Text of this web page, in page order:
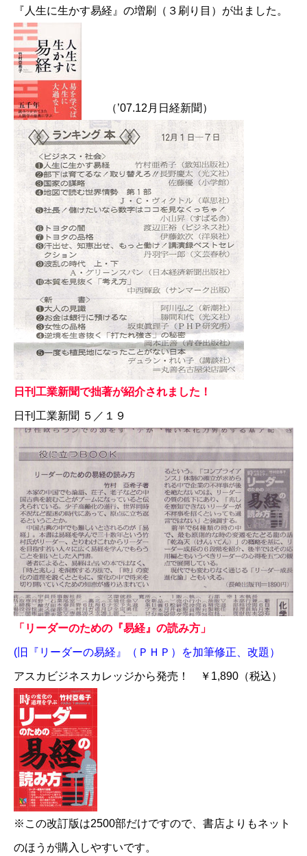
『人生に生かす易経』の増刷（３刷り目）が出ました。
（’07.12月日経新聞）
日刊工業新聞で拙著が紹介されました！
日刊工業新聞 ５／１９
「リーダーのための『易経』の読み方」
(旧『リーダーの易経』（ＰＨＰ）を加筆修正、改題）
アスカビジネスカレッジから発売！ ￥1,890（税込）
※この改訂版は2500部だけですので、書店よりもネット
のほうが購入しやすいです。